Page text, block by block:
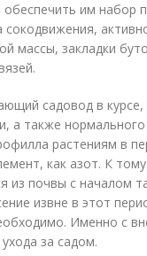
им набор
массы, закладки
садовод в курсе,
а также нормального
растениям в
как азот. К
из почвы с началом
извне в этот
Именно с
за садом.